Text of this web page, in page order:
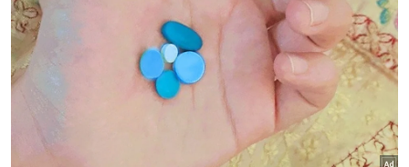
Artikel Disyorkan